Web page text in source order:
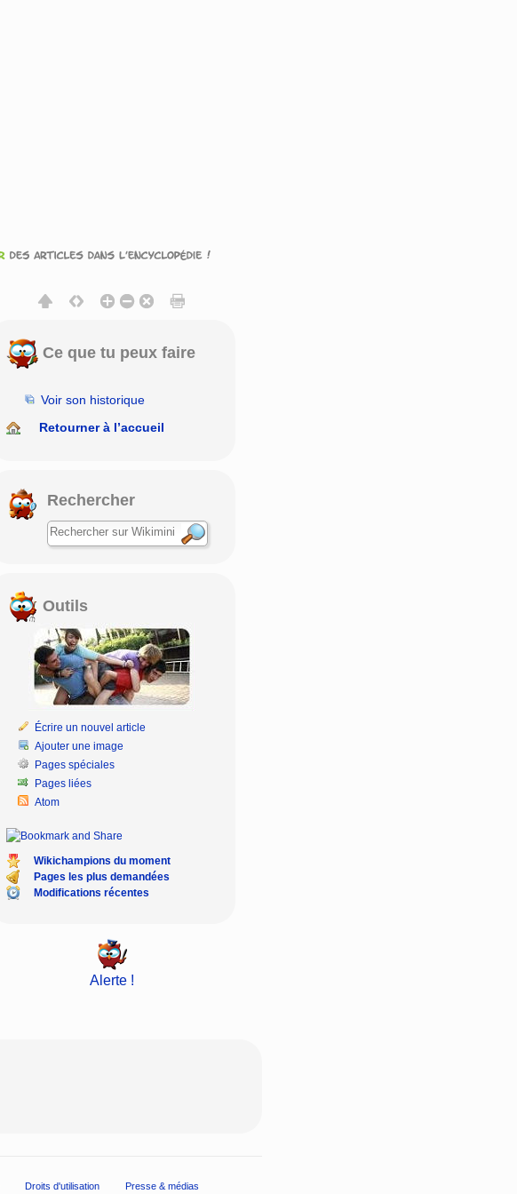
Ce que tu peux faire
Voir son historique
Retourner à l’accueil
Rechercher
Outils
Écrire un nouvel article
Ajouter une image
Pages spéciales
Pages liées
Atom
Wikichampions du moment
Pages les plus demandées
Modifications récentes
Alerte !
Droits d'utilisation Presse & médias